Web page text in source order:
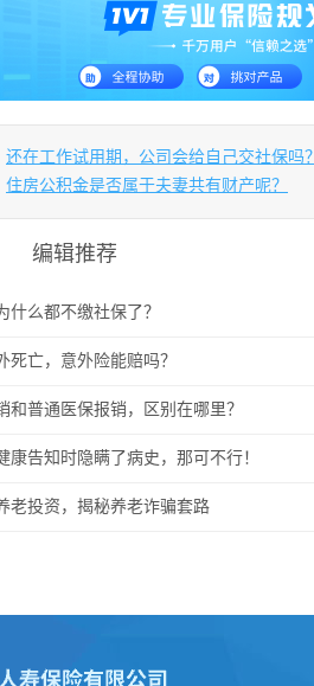
还在工作试用期，公司会给自己交社保吗？
住房公积金是否属于夫妻共有财产呢？
编辑推荐
什么都不缴社保了？
死亡，意外险能赔吗？
和普通医保报销，区别在哪里？
康告知时隐瞒了病史，那可不行！
老投资，揭秘养老诈骗套路